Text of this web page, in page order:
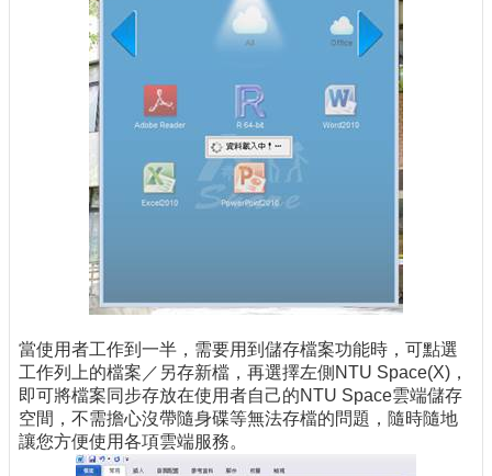
當使用者工作到一半，需要用到儲存檔案功能時，可點選
工作列上的檔案／另存新檔，再選擇左側NTU Space(X)，
即可將檔案同步存放在使用者自己的NTU Space雲端儲存
空間，不需擔心沒帶隨身碟等無法存檔的問題，隨時隨地
讓您方便使用各項雲端服務。